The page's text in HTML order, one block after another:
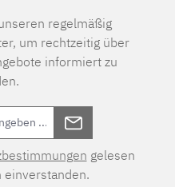
regelmäßig
um rechtzeitig über
informiert zu
gelesen
einverstanden.